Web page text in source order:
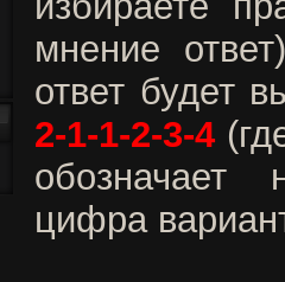
мнение
ответ будет
2-1-1-2-3-4
цифра